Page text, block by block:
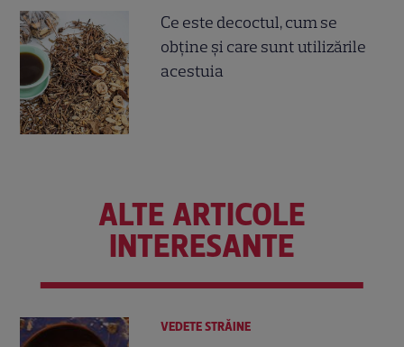
Ce este decoctul, cum se
obţine şi care sunt utilizările
acestuia
ALTE ARTICOLE
INTERESANTE
VEDETE STRĂINE